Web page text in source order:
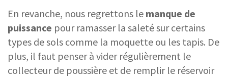
En revanche, nous regrettons le manque de
puissance pour ramasser la saleté sur certains
types de sols comme la moquette ou les tapis. De
plus, il faut penser à vider régulièrement le
collecteur de poussière et de remplir le réservoir